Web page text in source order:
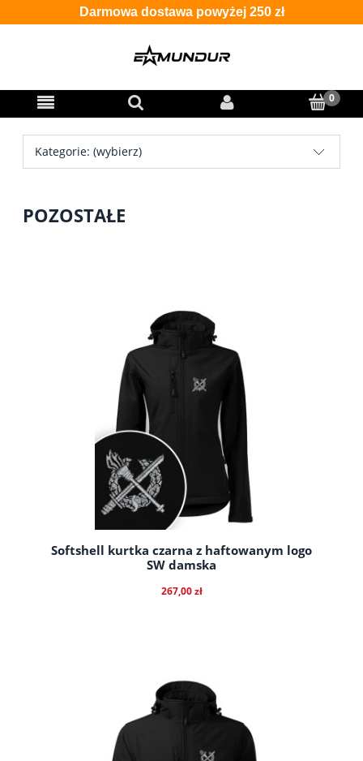
Darmowa dostawa powyżej 250 zł
Kategorie: (wybierz)
POZOSTAŁE
Softshell kurtka czarna z haftowanym logo
SW damska
267,00 zł
do koszyka